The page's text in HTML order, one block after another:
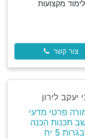
מקצועות
צור קשר
יעקב לירון
פרטי מדעי
תכנות הכנה
5 יח